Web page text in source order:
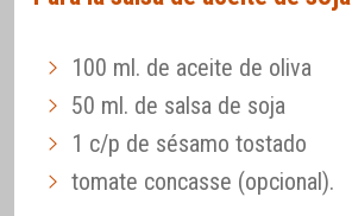
100 ml. de aceite de oliva
50 ml. de salsa de soja
1 c/p de sésamo tostado
tomate concasse (opcional).